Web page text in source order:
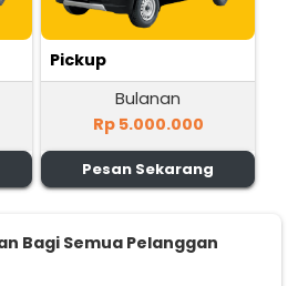
Pickup
Bulanan
Rp 5.000.000
Pesan Sekarang
Bagi Semua Pelanggan